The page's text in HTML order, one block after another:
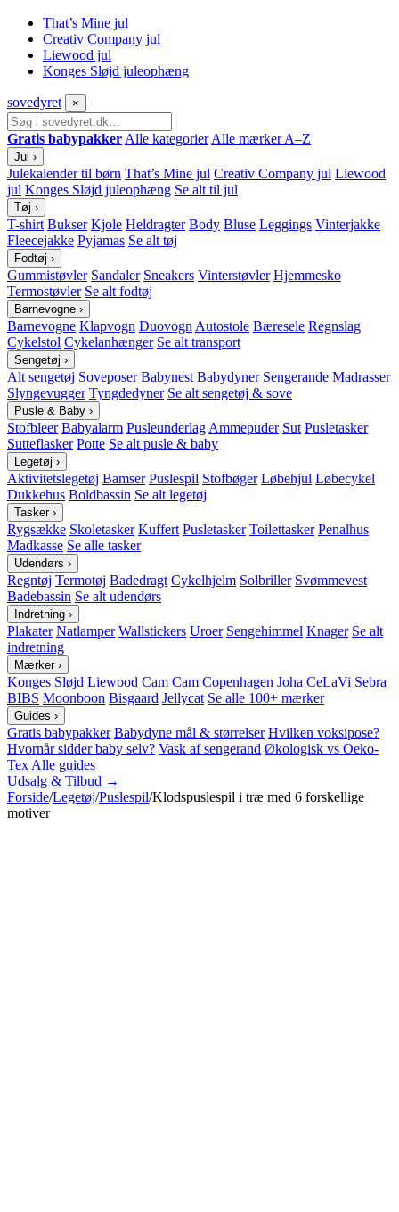
That’s Mine jul
Creativ Company jul
Liewood jul
Konges Sløjd juleophæng
sovedyret ×
Gratis babypakker Alle kategorier Alle mærker A–Z
Jul ›
Julekalender til børn That’s Mine jul Creativ Company jul Liewood
jul Konges Sløjd juleophæng Se alt til jul
Tøj ›
T-shirt Bukser Kjole Heldragter Body Bluse Leggings Vinterjakke
Fleecejakke Pyjamas Se alt tøj
Fodtøj ›
Gummistøvler Sandaler Sneakers Vinterstøvler Hjemmesko
Termostøvler Se alt fodtøj
Barnevogne ›
Barnevogne Klapvogn Duovogn Autostole Bæresele Regnslag
Cykelstol Cykelanhænger Se alt transport
Sengetøj ›
Alt sengetøj Soveposer Babynest Babydyner Sengerande Madrasser
Slyngevugger Tyngdedyner Se alt sengetøj & sove
Pusle & Baby ›
Stofbleer Babyalarm Pusleunderlag Ammepuder Sut Pusletasker
Sutteflasker Potte Se alt pusle & baby
Legetøj ›
Aktivitetslegetøj Bamser Puslespil Stofbøger Løbehjul Løbecykel
Dukkehus Boldbassin Se alt legetøj
Tasker ›
Rygsække Skoletasker Kuffert Pusletasker Toilettasker Penalhus
Madkasse Se alle tasker
Udendørs ›
Regntøj Termotøj Badedragt Cykelhjelm Solbriller Svømmevest
Badebassin Se alt udendørs
Indretning ›
Plakater Natlamper Wallstickers Uroer Sengehimmel Knager Se alt
indretning
Mærker ›
Konges Sløjd Liewood Cam Cam Copenhagen Joha CeLaVi Sebra
BIBS Moonboon Bisgaard Jellycat Se alle 100+ mærker
Guides ›
Gratis babypakker Babydyne mål & størrelser Hvilken voksipose?
Hvornår sidder baby selv? Vask af sengerand Økologisk vs Oeko-
Tex Alle guides
Udsalg & Tilbud →
Forside/Legetøj/Puslespil/Klodspuslespil i træ med 6 forskellige
motiver